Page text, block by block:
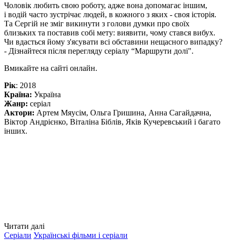
Чоловік любить свою роботу, адже вона допомагає іншим,
і водій часто зустрічає людей, в кожного з яких - своя історія.
Та Сергій не зміг викинути з голови думки про своїх
близьких та поставив собі мету: виявити, чому стався вибух.
Чи вдасться йому з'ясувати всі обставини нещасного випадку?
- Дізнайтеся після перегляду серіалу “Маршрути долі".
Вмикайте на сайті онлайн.
Рік: 2018
Країна: Україна
Жанр: серіал
Актори: Артем Мяусім, Ольга Гришина, Анна Сагайдачна,
Віктор Андрієнко, Віталіна Біблів, Яків Кучеревський і багато
інших.
Читати далі
Серіали Українські фільми і серіали